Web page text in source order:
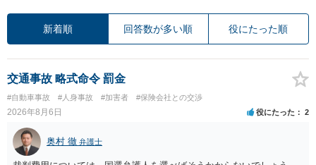
新着順 回答数が多い順 役にたった順
交通事故 略式命令 罰金
#自動車事故 #人身事故 #加害者 #保険会社との交渉
2026年8月6日 役にたった 2
奥村 徹 弁護士